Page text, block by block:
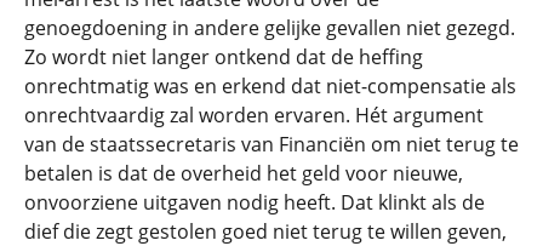
genoegdoening in andere gelijke gevallen niet gezegd.
Zo wordt niet langer ontkend dat de heffing
onrechtmatig was en erkend dat niet-compensatie als
onrechtvaardig zal worden ervaren. Hét argument
van de staatssecretaris van Financiën om niet terug te
betalen is dat de overheid het geld voor nieuwe,
onvoorziene uitgaven nodig heeft. Dat klinkt als de
dief die zegt gestolen goed niet terug te willen geven,